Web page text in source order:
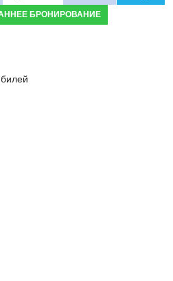
БРОНИРОВАНИЕ